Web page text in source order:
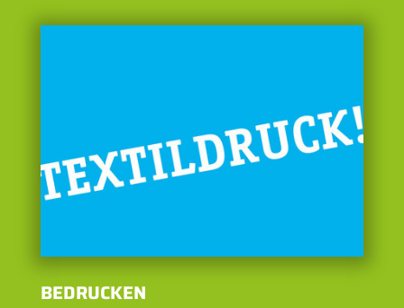
BEDRUCKEN